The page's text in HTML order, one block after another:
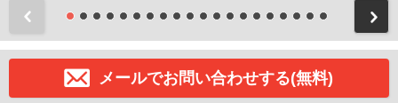
メールでお問い合わせする(無料)